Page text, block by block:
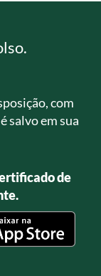
com
salvo em sua
de